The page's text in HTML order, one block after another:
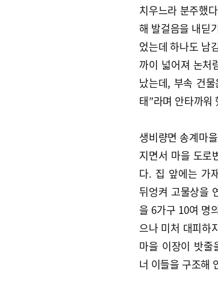
치우느라 분주했
해 발걸음을 내딛
었는데 하나도 남
까이 넓어져 논처
났는데, 부속 건
태”라며 안타까워
생비량면 송계마
지면서 마을 도로
다. 집 앞에는 가
뒤엉켜 고물상을
을 6가구 10여 명
으나 미처 대피하
마을 이장이 밧줄
너 이들을 구조해